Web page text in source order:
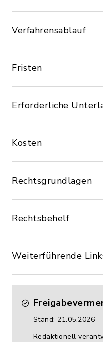
Verfahrensablauf
Fristen
Erforderliche
Kosten
Rechtsgrundlagen
Rechtsbehelf
Weiterführende
Stand: 21.05.2026
Redaktionell